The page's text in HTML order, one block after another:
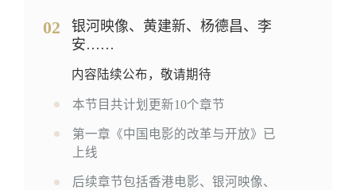
02
银河映像、黄建新、杨德昌、李
安……
内容陆续公布，敬请期待
本节目共计划更新10个章节
第一章《中国电影的改革与开放》已
上线
后续章节包括香港电影、银河映像、